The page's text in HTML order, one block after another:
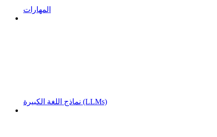
المهارات
نماذج اللغة الكبيرة (LLMs)